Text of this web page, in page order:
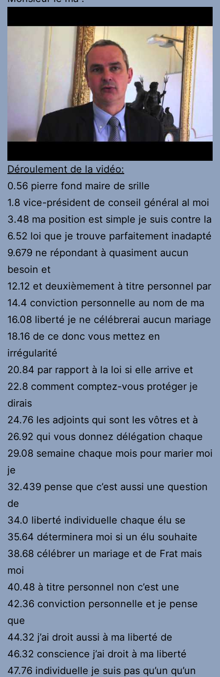
Déroulement de la vidéo:
0.56 pierre fond maire de srille
1.8 vice-président de conseil général al moi
3.48 ma position est simple je suis contre la
6.52 loi que je trouve parfaitement inadapté
9.679 ne répondant à quasiment aucun
besoin et
12.12 et deuxièmement à titre personnel par
14.4 conviction personnelle au nom de ma
16.08 liberté je ne célébrerai aucun mariage
18.16 de ce donc vous mettez en
irrégularité
20.84 par rapport à la loi si elle arrive et
22.8 comment comptez-vous protéger je
dirais
24.76 les adjoints qui sont les vôtres et à
26.92 qui vous donnez délégation chaque
29.08 semaine chaque mois pour marier moi
je
32.439 pense que c’est aussi une question
de
34.0 liberté individuelle chaque élu se
35.64 déterminera moi si un élu souhaite
38.68 célébrer un mariage et de Frat mais
moi
40.48 à titre personnel non c’est une
42.36 conviction personnelle et je pense
que
44.32 j’ai droit aussi à ma liberté de
46.32 conscience j’ai droit à ma liberté
47.76 individuelle je suis pas qu’un qu’un